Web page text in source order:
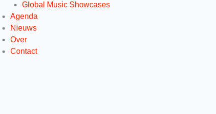
Global Music Showcases
Agenda
Nieuws
Over
Contact